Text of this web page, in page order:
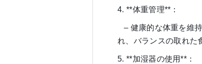
4. **体重管理**：
– 健康的な体重を維
れ、バランスの取れた
5. **加湿器の使用**：